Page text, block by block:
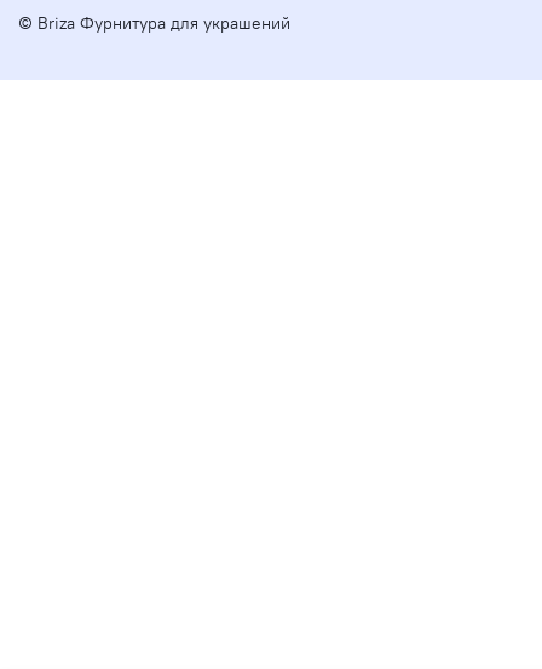
© Briza Фурнитура для украшений